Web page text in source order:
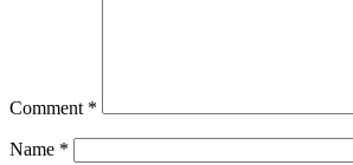
Comment *
Name *